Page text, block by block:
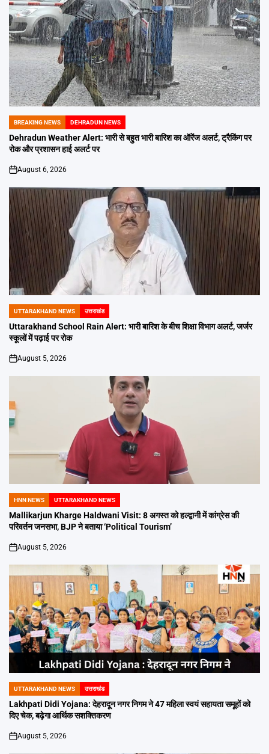
POSTED
IN
BREAKING NEWS DEHRADUN NEWS
Dehradun Weather Alert: भारी से बहुत भारी बारिश का ऑरेंज अलर्ट, ट्रैकिंग पर
रोक और प्रशासन हाई अलर्ट पर
on
August 6, 2026
POSTED
IN
UTTARAKHAND NEWS उत्तराखंड
Uttarakhand School Rain Alert: भारी बारिश के बीच शिक्षा विभाग अलर्ट, जर्जर
स्कूलों में पढ़ाई पर रोक
on
August 5, 2026
POSTED
IN
HNN NEWS UTTARAKHAND NEWS
Mallikarjun Kharge Haldwani Visit: 8 अगस्त को हल्द्वानी में कांग्रेस की
परिवर्तन जनसभा, BJP ने बताया ‘Political Tourism’
on
August 5, 2026
POSTED
IN
UTTARAKHAND NEWS उत्तराखंड
Lakhpati Didi Yojana: देहरादून नगर निगम ने 47 महिला स्वयं सहायता समूहों को
दिए चेक, बढ़ेगा आर्थिक सशक्तिकरण
on
August 5, 2026